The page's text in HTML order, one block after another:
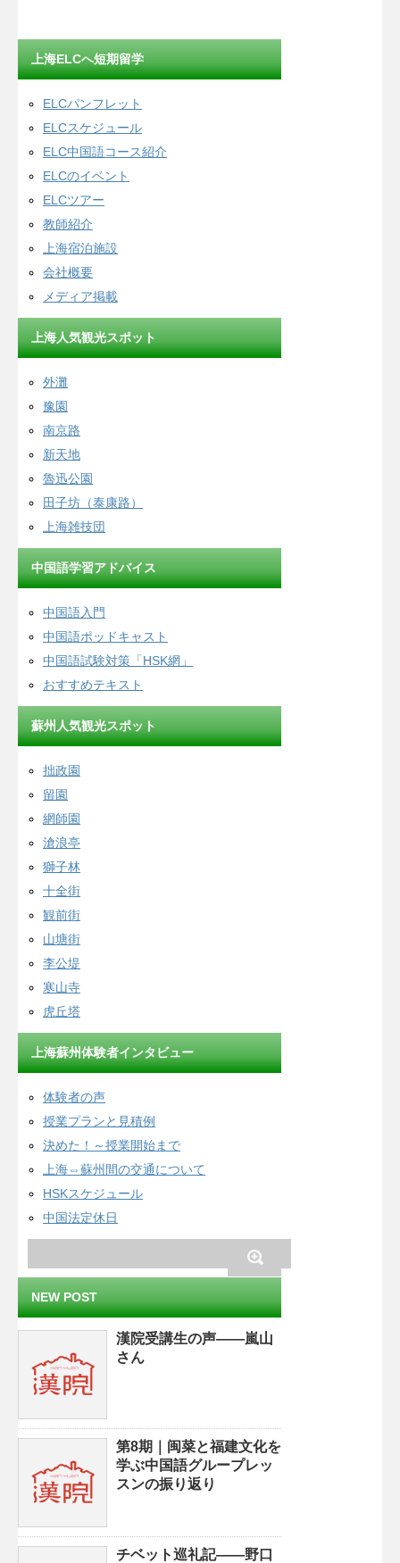
上海ELCへ短期留学
ELCパンフレット
ELCスケジュール
ELC中国語コース紹介
ELCのイベント
ELCツアー
教師紹介
上海宿泊施設
会社概要
メディア掲載
上海人気観光スポット
外灘
豫園
南京路
新天地
魯迅公園
田子坊（泰康路）
上海雑技団
中国語学習アドバイス
中国語入門
中国語ポッドキャスト
中国語試験対策「HSK網」
おすすめテキスト
蘇州人気観光スポット
拙政園
留園
網師園
滄浪亭
獅子林
十全街
観前街
山塘街
李公堤
寒山寺
虎丘塔
上海蘇州体験者インタビュー
体験者の声
授業プランと見積例
決めた！～授業開始まで
上海⇔蘇州間の交通について
HSKスケジュール
中国法定休日
NEW POST
漢院受講生の声——嵐山
さん
第8期｜闽菜と福建文化を
学ぶ中国語グループレッ
スンの振り返り
チベット巡礼記——野口